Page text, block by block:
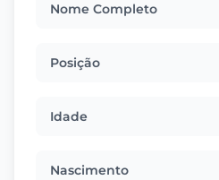
Nome Completo
Posição
Idade
Nascimento